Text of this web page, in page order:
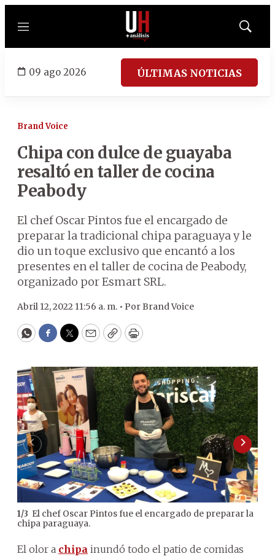
Menú
Mostrar
09 ago 2026 ÚLTIMAS NOTICIAS
Brand Voice
Chipa con dulce de guayaba
resaltó en taller de cocina
Peabody
El chef Oscar Pintos fue el encargado de
preparar la tradicional chipa paraguaya y le
dio un toque exclusivo que encantó a los
presentes en el taller de cocina de Peabody,
organizado por Esmart SRL.
Abril 12, 2022 11:56 a. m. • PorBrand Voice
WhatsApp
Facebook
Twitter
EmailCopyPrint
1/3 El chef Oscar Pintos fue el encargado de preparar la
chipa paraguaya.
El olor a chipa inundó todo el patio de comidas